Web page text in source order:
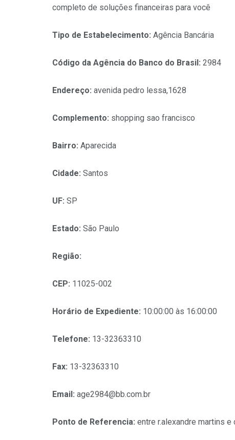
completo de soluções financeiras para você
Tipo de Estabelecimento: Agência Bancária
Código da Agência do Banco do Brasil: 2984
Endereço: avenida pedro lessa,1628
Complemento: shopping sao francisco
Bairro: Aparecida
Cidade: Santos
UF: SP
Estado: São Paulo
Região:
CEP: 11025-002
Horário de Expediente: 10:00:00 às 16:00:00
Telefone: 13-32363310
Fax: 13-32363310
Email: age2984@bb.com.br
Ponto de Referencia: entre r.alexandre martins